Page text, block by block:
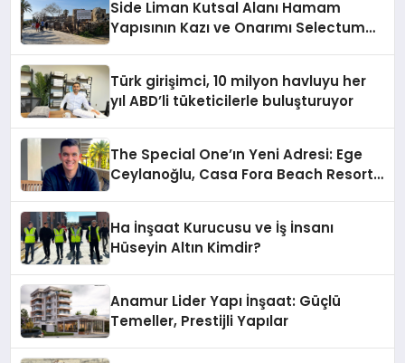
Side Liman Kutsal Alanı Hamam
Yapısının Kazı ve Onarımı Selectum
Türk girişimci, 10 milyon havluyu her
yıl ABD’li tüketicilerle buluşturuyor
The Special One’ın Yeni Adresi: Ege
Ceylanoğlu, Casa Fora Beach Resort
Ha İnşaat Kurucusu ve İş İnsanı
Hüseyin Altın Kimdir?
Anamur Lider Yapı İnşaat: Güçlü
Temeller, Prestijli Yapılar